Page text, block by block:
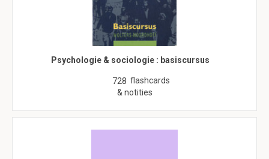
Psychologie & sociologie : basiscursus
728 flashcards
& notities